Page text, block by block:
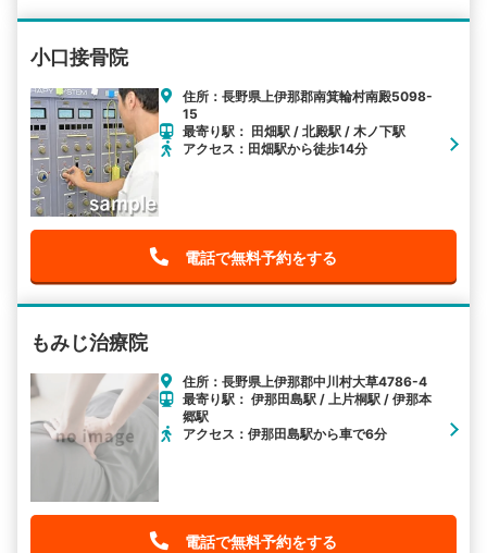
小口接骨院
住所：長野県上伊那郡南箕輪村南殿5098-
15
最寄り駅： 田畑駅 / 北殿駅 / 木ノ下駅
アクセス：田畑駅から徒歩14分
電話で無料予約をする
もみじ治療院
住所：長野県上伊那郡中川村大草4786-4
最寄り駅： 伊那田島駅 / 上片桐駅 / 伊那本
郷駅
アクセス：伊那田島駅から車で6分
電話で無料予約をする